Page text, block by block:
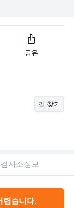
ios_share
공유
길 찾기
검사소정보
렵습니다.